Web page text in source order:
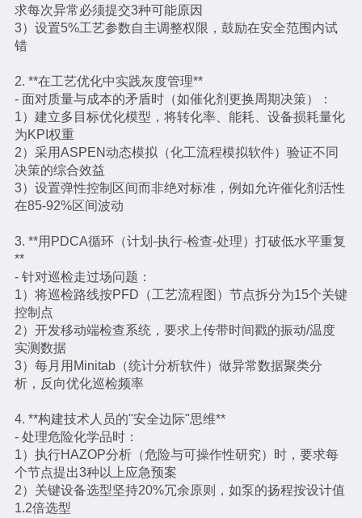
求每次异常必须提交3种可能原因
3）设置5%工艺参数自主调整权限，鼓励在安全范围内试
错
2. **在工艺优化中实践灰度管理**
- 面对质量与成本的矛盾时（如催化剂更换周期决策）：
1）建立多目标优化模型，将转化率、能耗、设备损耗量化
为KPI权重
2）采用ASPEN动态模拟（化工流程模拟软件）验证不同
决策的综合效益
3）设置弹性控制区间而非绝对标准，例如允许催化剂活性
在85-92%区间波动
3. **用PDCA循环（计划-执行-检查-处理）打破低水平重复
**
- 针对巡检走过场问题：
1）将巡检路线按PFD（工艺流程图）节点拆分为15个关键
控制点
2）开发移动端检查系统，要求上传带时间戳的振动/温度
实测数据
3）每月用Minitab（统计分析软件）做异常数据聚类分
析，反向优化巡检频率
4. **构建技术人员的"安全边际"思维**
- 处理危险化学品时：
1）执行HAZOP分析（危险与可操作性研究）时，要求每
个节点提出3种以上应急预案
2）关键设备选型坚持20%冗余原则，如泵的扬程按设计值
1.2倍选型